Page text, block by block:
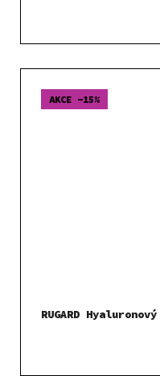
AKCE -15%
RUGARD